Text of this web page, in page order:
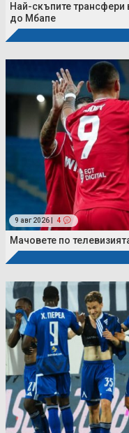
Най-скъпите трансфери
до Мбапе
9 авг 2026 | 4
Мачовете по